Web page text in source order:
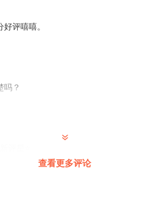
评嘻嘻。
吗？
查看更多评论